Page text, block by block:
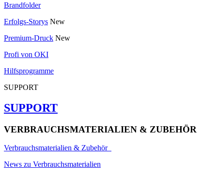
Brandfolder
Erfolgs-Storys New
Premium-Druck New
Profi von OKI
Hilfsprogramme
SUPPORT
SUPPORT
VERBRAUCHSMATERIALIEN & ZUBEHÖR
Verbrauchsmaterialien & Zubehör
News zu Verbrauchsmaterialien